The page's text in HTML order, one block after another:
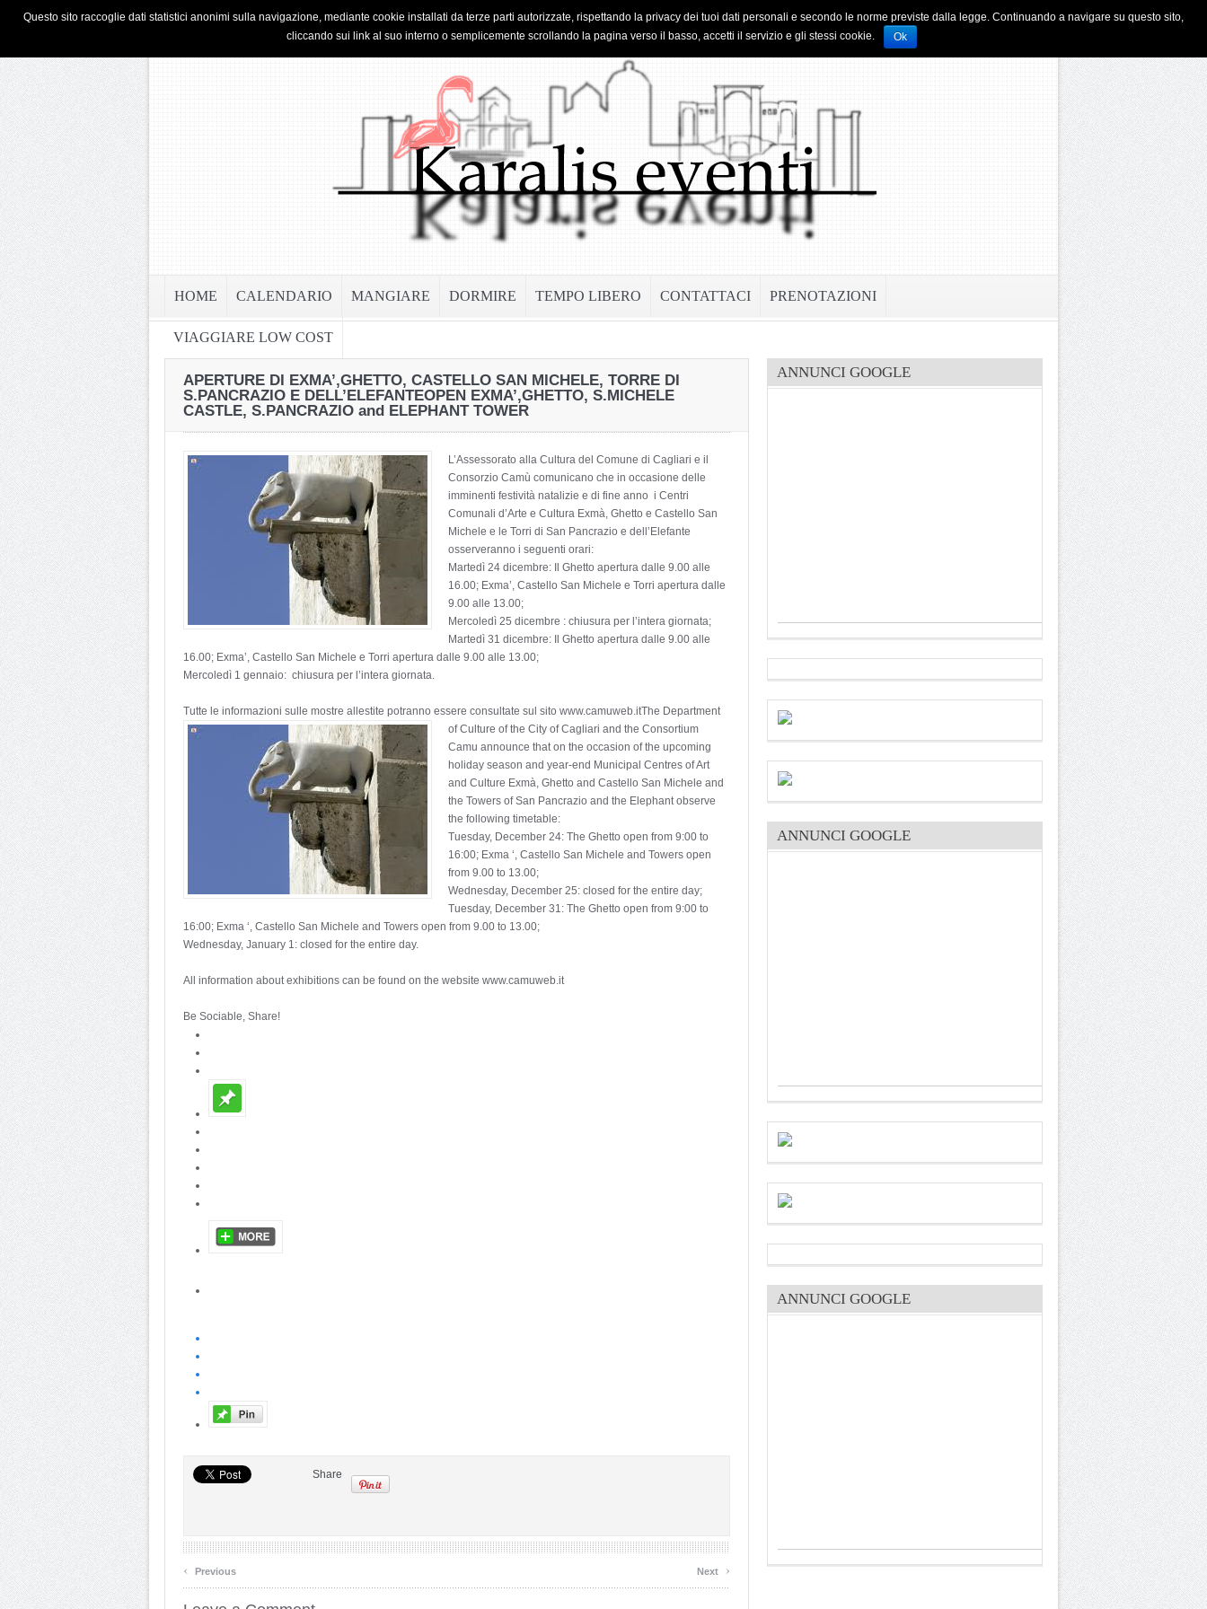
HOME PRIVACY & COOKIE POLICY
HOME CALENDARIO MANGIARE DORMIRE TEMPO LIBERO CONTATTACI PRENOTAZIONI
VIAGGIARE LOW COST
APERTURE DI EXMA’,GHETTO, CASTELLO SAN MICHELE, TORRE DI
S.PANCRAZIO E DELL’ELEFANTEOPEN EXMA’,GHETTO, S.MICHELE
CASTLE, S.PANCRAZIO and ELEPHANT TOWER
L’Assessorato alla Cultura del Comune di Cagliari e il
Consorzio Camù comunicano che in occasione delle
imminenti festività natalizie e di fine anno i Centri
Comunali d’Arte e Cultura Exmà, Ghetto e Castello San
Michele e le Torri di San Pancrazio e dell’Elefante
osserveranno i seguenti orari:
Martedì 24 dicembre: Il Ghetto apertura dalle 9.00 alle
16.00; Exma’, Castello San Michele e Torri apertura dalle
9.00 alle 13.00;
Mercoledì 25 dicembre : chiusura per l’intera giornata;
Martedì 31 dicembre: Il Ghetto apertura dalle 9.00 alle
16.00; Exma’, Castello San Michele e Torri apertura dalle 9.00 alle 13.00;
Mercoledì 1 gennaio: chiusura per l’intera giornata.
Tutte le informazioni sulle mostre allestite potranno essere consultate sul sito www.camuweb.itThe Department
of Culture of the City of Cagliari and the Consortium
Camu announce that on the occasion of the upcoming
holiday season and year-end Municipal Centres of Art
and Culture Exmà, Ghetto and Castello San Michele and
the Towers of San Pancrazio and the Elephant observe
the following timetable:
Tuesday, December 24: The Ghetto open from 9:00 to
16:00; Exma ‘, Castello San Michele and Towers open
from 9.00 to 13.00;
Wednesday, December 25: closed for the entire day;
Tuesday, December 31: The Ghetto open from 9:00 to
16:00; Exma ‘, Castello San Michele and Towers open from 9.00 to 13.00;
Wednesday, January 1: closed for the entire day.
All information about exhibitions can be found on the website www.camuweb.it
Be Sociable, Share!
Share
‹ Previous Next ›
ANNUNCI GOOGLE
ANNUNCI GOOGLE
ANNUNCI GOOGLE
Questo sito raccoglie dati statistici anonimi sulla navigazione, mediante cookie installati da terze parti autorizzate, rispettando la privacy dei tuoi dati personali e secondo le norme previste dalla legge. Continuando a navigare su questo sito,
cliccando sui link al suo interno o semplicemente scrollando la pagina verso il basso, accetti il servizio e gli stessi cookie.
Ok